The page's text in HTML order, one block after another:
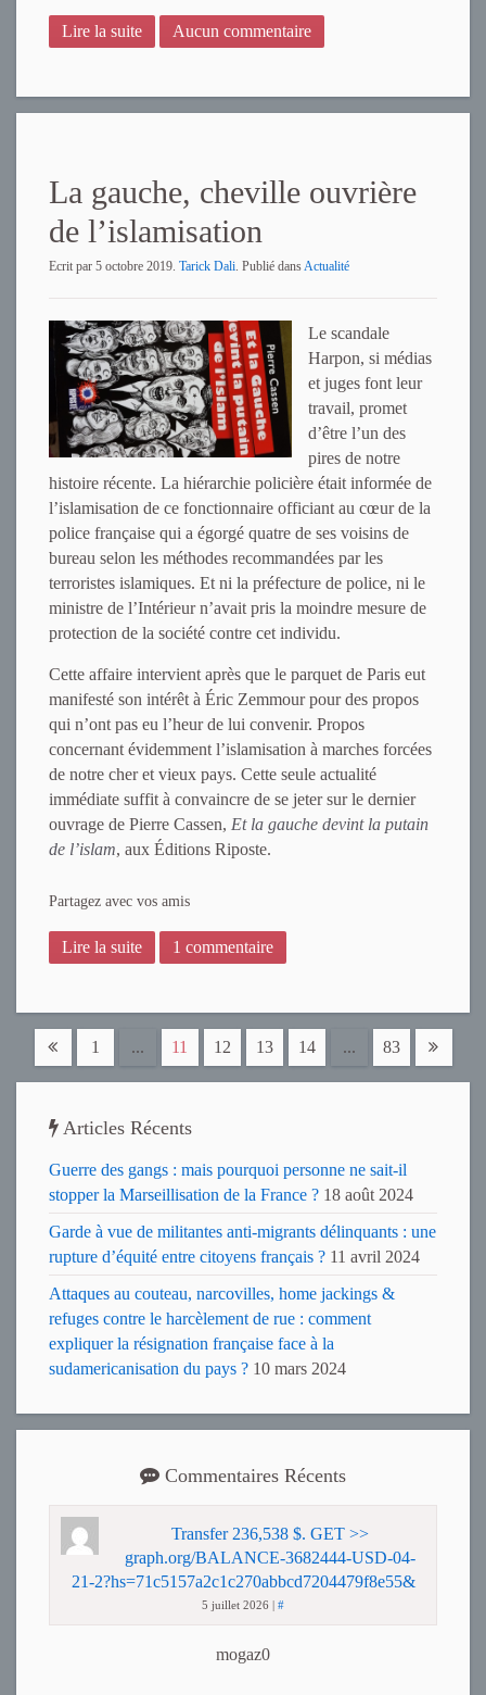
Lire la suite Aucun commentaire
La gauche, cheville ouvrière
de l’islamisation
Ecrit par 5 octobre 2019. Tarick Dali. Publié dansActualité
Le scandale
Harpon, si médias
et juges font leur
travail, promet
d’être l’un des
pires de notre
histoire récente. La hiérarchie policière était informée de
l’islamisation de ce fonctionnaire officiant au cœur de la
police française qui a égorgé quatre de ses voisins de
bureau selon les méthodes recommandées par les
terroristes islamiques. Et ni la préfecture de police, ni le
ministre de l’Intérieur n’avait pris la moindre mesure de
protection de la société contre cet individu.
Cette affaire intervient après que le parquet de Paris eut
manifesté son intérêt à Éric Zemmour pour des propos
qui n’ont pas eu l’heur de lui convenir. Propos
concernant évidemment l’islamisation à marches forcées
de notre cher et vieux pays. Cette seule actualité
immédiate suffit à convaincre de se jeter sur le dernier
ouvrage de Pierre Cassen, Et la gauche devint la putain
de l’islam, aux Éditions Riposte.
Partagez avec vos amis
Lire la suite 1 commentaire
1 ... 11 12 13 14 ... 83
Articles Récents
Guerre des gangs : mais pourquoi personne ne sait-il
stopper la Marseillisation de la France ? 18 août 2024
Garde à vue de militantes anti-migrants délinquants : une
rupture d’équité entre citoyens français ? 11 avril 2024
Attaques au couteau, narcovilles, home jackings &
refuges contre le harcèlement de rue : comment
expliquer la résignation française face à la
sudamericanisation du pays ? 10 mars 2024
Commentaires Récents
Transfer 236,538 $. GET >>
graph.org/BALANCE-3682444-USD-04-
21-2?hs=71c5157a2c1c270abbcd7204479f8e55&
5 juillet 2026 | #
mogaz0